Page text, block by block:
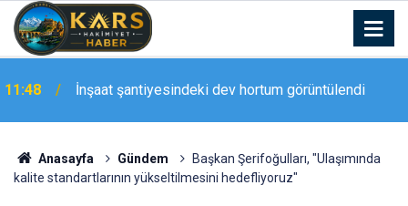
11:47
Elazığ’da çıkan arazi yangınına polis ekipleri
müdahale etti
Anasayfa Gündem
Başkan Şerifoğulları, "Ulaşımında
kalite standartlarının yükseltilmesini hedefliyoruz"